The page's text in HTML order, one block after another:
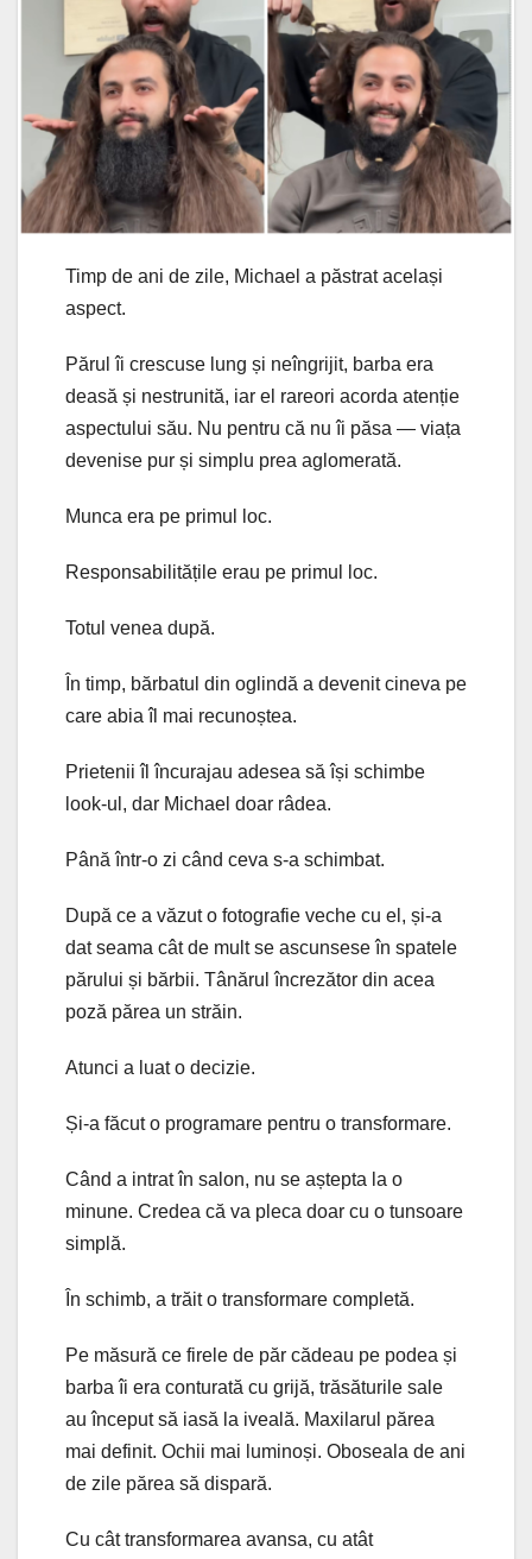
Timp de ani de zile, Michael a păstrat același
aspect.
Părul îi crescuse lung și neîngrijit, barba era
deasă și nestrunită, iar el rareori acorda atenție
aspectului său. Nu pentru că nu îi păsa — viața
devenise pur și simplu prea aglomerată.
Munca era pe primul loc.
Responsabilitățile erau pe primul loc.
Totul venea după.
În timp, bărbatul din oglindă a devenit cineva pe
care abia îl mai recunoștea.
Prietenii îl încurajau adesea să își schimbe
look-ul, dar Michael doar râdea.
Până într-o zi când ceva s-a schimbat.
După ce a văzut o fotografie veche cu el, și-a
dat seama cât de mult se ascunsese în spatele
părului și bărbii. Tânărul încrezător din acea
poză părea un străin.
Atunci a luat o decizie.
Și-a făcut o programare pentru o transformare.
Când a intrat în salon, nu se aștepta la o
minune. Credea că va pleca doar cu o tunsoare
simplă.
În schimb, a trăit o transformare completă.
Pe măsură ce firele de păr cădeau pe podea și
barba îi era conturată cu grijă, trăsăturile sale
au început să iasă la iveală. Maxilarul părea
mai definit. Ochii mai luminoși. Oboseala de ani
de zile părea să dispară.
Cu cât transformarea avansa, cu atât